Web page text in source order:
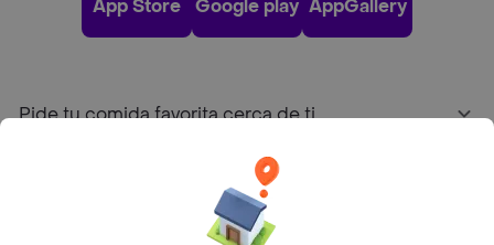
App Store Google play AppGallery
Pide tu comida favorita cerca de ti